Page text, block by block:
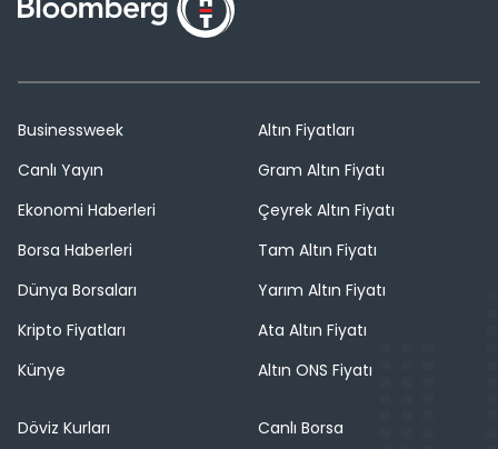
Businessweek
Canlı Yayın
Ekonomi Haberleri
Borsa Haberleri
Dünya Borsaları
Kripto Fiyatları
Künye
Altın Fiyatları
Gram Altın Fiyatı
Çeyrek Altın Fiyatı
Tam Altın Fiyatı
Yarım Altın Fiyatı
Ata Altın Fiyatı
Altın ONS Fiyatı
Döviz Kurları
Canlı Borsa